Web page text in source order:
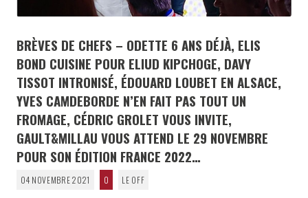
BRÈVES DE CHEFS – ODETTE 6 ANS DÉJÀ, ELIS
BOND CUISINE POUR ELIUD KIPCHOGE, DAVY
TISSOT INTRONISÉ, ÉDOUARD LOUBET EN ALSACE,
YVES CAMDEBORDE N’EN FAIT PAS TOUT UN
FROMAGE, CÉDRIC GROLET VOUS INVITE,
GAULT&MILLAU VOUS ATTEND LE 29 NOVEMBRE
POUR SON ÉDITION FRANCE 2022…
04 NOVEMBRE 2021 0 LE OFF